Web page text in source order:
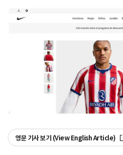
영문 기사 보기 (View English Article)